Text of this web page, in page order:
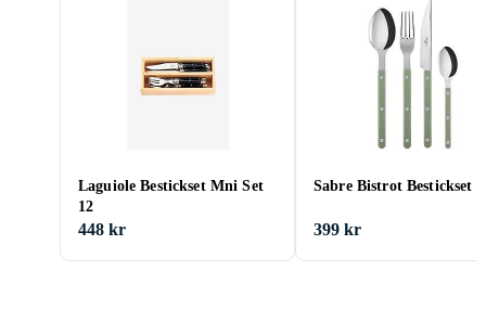
Laguiole Bestickset Mni Set
12
448 kr
Sabre Bistrot Bestickset 4
399 kr